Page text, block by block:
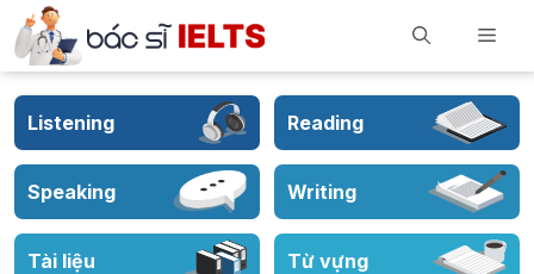
Skip
to
content
Listening Reading
Speaking Writing
Tài liệu Từ vựng